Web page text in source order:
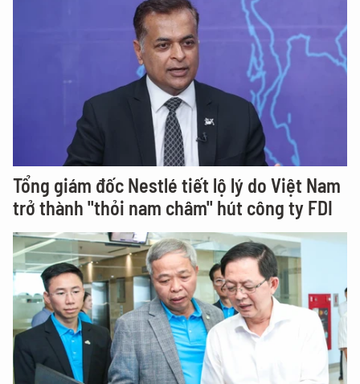
Tổng giám đốc Nestlé tiết lộ lý do Việt Nam
trở thành "thỏi nam châm" hút công ty FDI